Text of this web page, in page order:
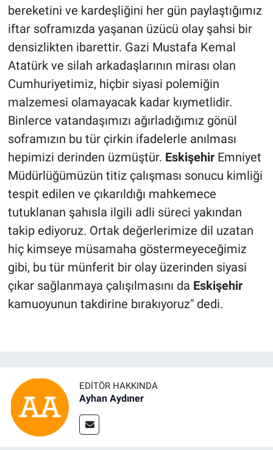
bereketini ve kardeşliğini her gün paylaştığımız
iftar soframızda yaşanan üzücü olay şahsi bir
densizlikten ibarettir. Gazi Mustafa Kemal
Atatürk ve silah arkadaşlarının mirası olan
Cumhuriyetimiz, hiçbir siyasi polemiğin
malzemesi olamayacak kadar kıymetlidir.
Binlerce vatandaşımızı ağırladığımız gönül
soframızın bu tür çirkin ifadelerle anılması
hepimizi derinden üzmüştür. EskişehirEmniyet
Müdürlüğümüzün titiz çalışması sonucu kimliği
tespit edilen ve çıkarıldığı mahkemece
tutuklanan şahısla ilgili adli süreci yakından
takip ediyoruz. Ortak değerlerimize dil uzatan
hiç kimseye müsamaha göstermeyeceğimiz
gibi, bu tür münferit bir olay üzerinden siyasi
çıkar sağlanmaya çalışılmasını da Eskişehir
kamuoyunun takdirine bırakıyoruz" dedi.
EDITÖR HAKKINDA
Ayhan Aydıner